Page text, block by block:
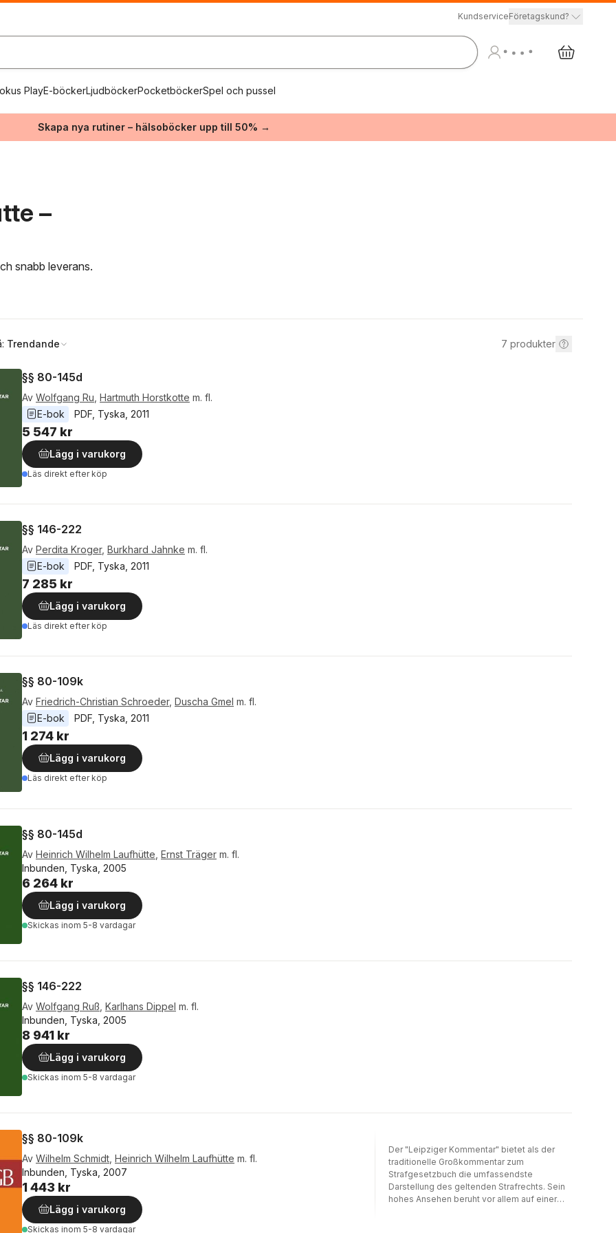
KundserviceFöretagskund?
PlayE-böckerLjudböckerPocketböckerSpel och pussel
Skapa nya rutiner – hälsoböcker upp till 50% →
–
snabb leverans.
Trendande 7 produkter
§§ 80-145d
Av Wolfgang Ru Hartmuth Horstkotte m. fl.
E-bok
PDF Tyska 2011
5 547 kr
Lägg i varukorg
Läs direkt efter köp
§§ 146-222
Av Perdita Kroger, Burkhard Jahnke m. fl.
E-bok
PDF Tyska 2011
7 285 kr
Lägg i varukorg
Läs direkt efter köp
§§ 80-109k
Av Friedrich-Christian Schroeder, Duscha Gmel m. fl.
E-bok
PDF Tyska 2011
1 274 kr
Lägg i varukorg
Läs direkt efter köp
§§ 80-145d
Av Heinrich Wilhelm Laufhütte Ernst Träger m. fl.
Inbunden, Tyska, 2005
6 264 kr
Lägg i varukorg
Skickas inom 5-8 vardagar
§§ 146-222
Av Wolfgang Ruß Karlhans Dippel m. fl.
Inbunden, Tyska, 2005
8 941 kr
Lägg i varukorg
Skickas inom 5-8 vardagar
§§ 80-109k
Av Wilhelm Schmidt Heinrich Wilhelm Laufhütte m. fl.
Inbunden, Tyska, 2007
1 443 kr
Lägg i varukorg
Skickas inom 5-8 vardagar
Der "Leipziger Kommentar" bietet als der
traditionelle Großkommentar zum
Strafgesetzbuch die umfassendste
Darstellung des geltenden Strafrechts. Sein
hohes Ansehen beruht vor allem auf einer